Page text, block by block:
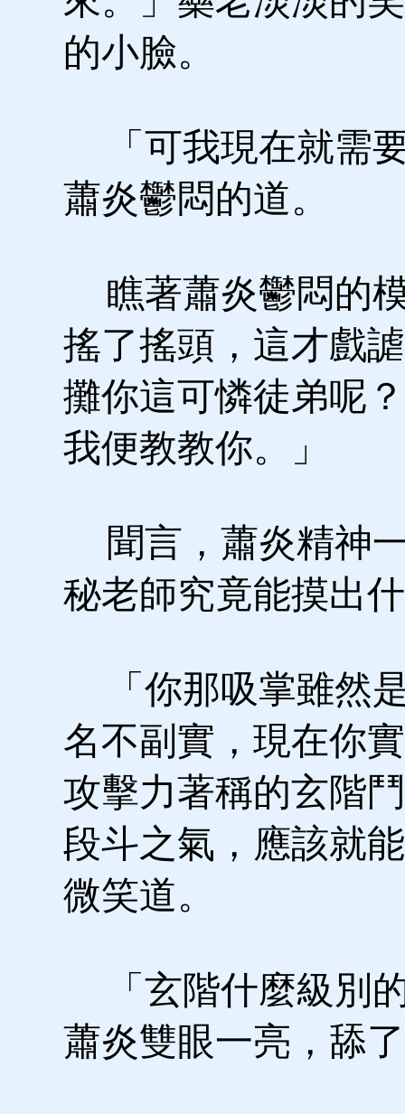
的小臉。
「可我現在就需
蕭炎鬱悶的道。
瞧著蕭炎鬱悶的
搖了搖頭，這才戲
攤你這可憐徒弟呢
我便教教你。」
聞言，蕭炎精神
秘老師究竟能摸出
「你那吸掌雖然
名不副實，現在你
攻擊力著稱的玄階
段斗之氣，應該就
微笑道。
「玄階什麼級別
蕭炎雙眼一亮，舔